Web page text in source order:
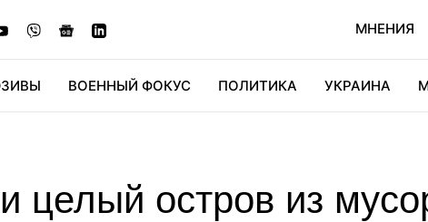
МНЕНИЯ
ВОЕННЫЙ ФОКУС ПОЛИТИКА УКРАИНА
целый остров из